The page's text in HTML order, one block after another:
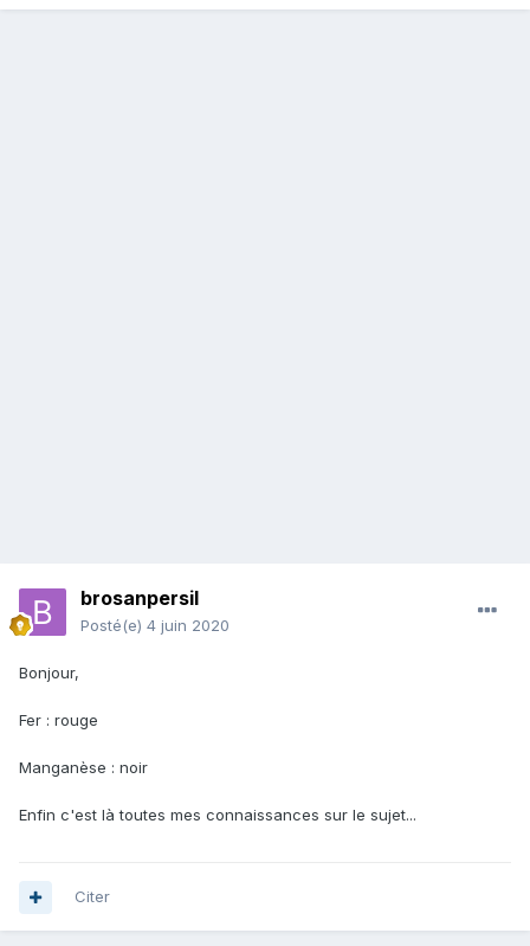
brosanpersil
Posté(e) 4 juin 2020
Bonjour,
Fer : rouge
Manganèse : noir
Enfin c'est là toutes mes connaissances sur le sujet...
Citer